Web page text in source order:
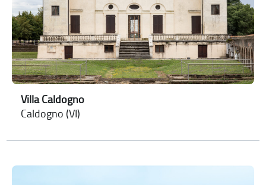
Villa Caldogno
Caldogno (VI)